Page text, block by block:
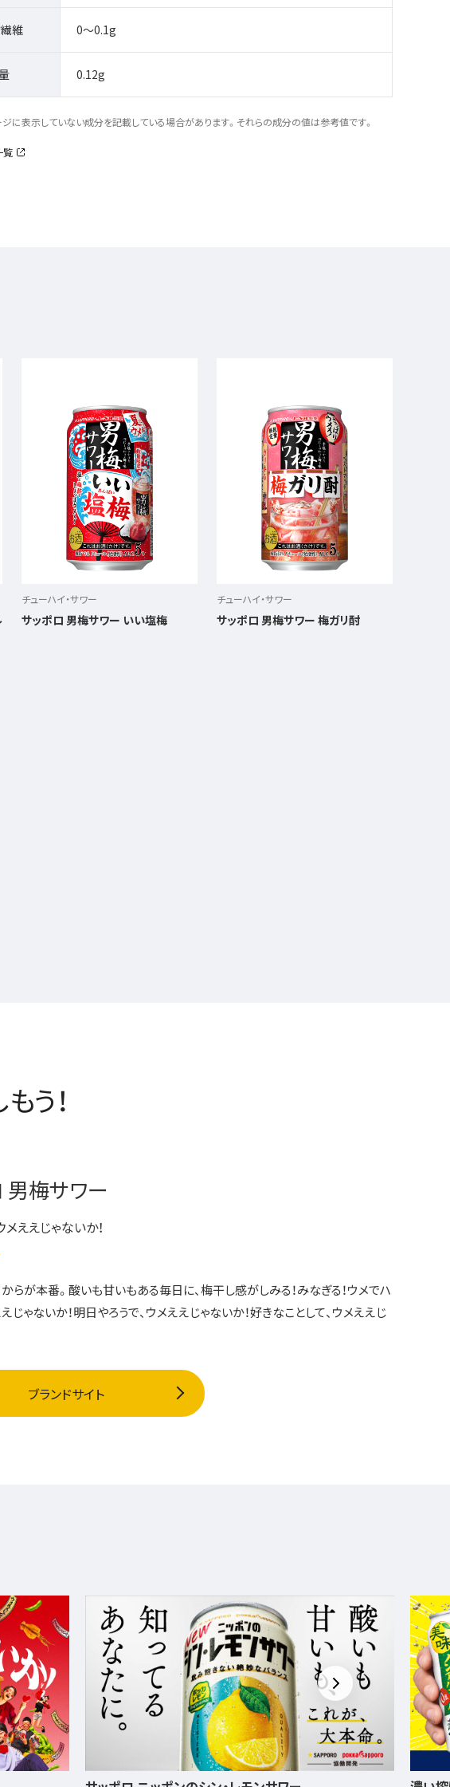
維 0～0.1g
0.12g
に表示していない成分を記載している場合があります。それらの成分の値は参考値です。
覧
チューハイ・サワー
サッポロ 男梅サワー いい塩梅
チューハイ・サワー
サッポロ 男梅サワー 梅ガリ酎
う！
男梅サワー
ええじゃないか！
らが本番。酸いも甘いもある毎日に、梅干し感がしみる！みなぎる！ウメでハ
じゃないか！明日やろうで、ウメええじゃないか！好きなことして、ウメええじ
ブランドサイト